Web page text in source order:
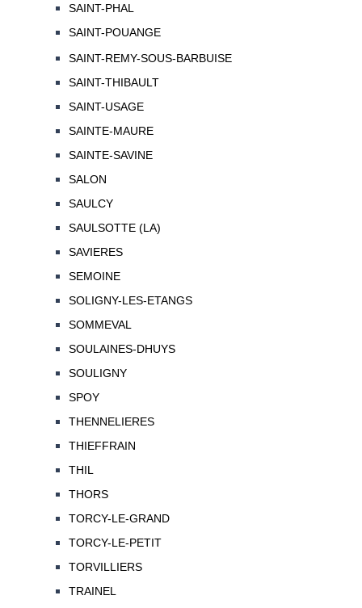
SAINT-PHAL
SAINT-POUANGE
SAINT-REMY-SOUS-BARBUISE
SAINT-THIBAULT
SAINT-USAGE
SAINTE-MAURE
SAINTE-SAVINE
SALON
SAULCY
SAULSOTTE (LA)
SAVIERES
SEMOINE
SOLIGNY-LES-ETANGS
SOMMEVAL
SOULAINES-DHUYS
SOULIGNY
SPOY
THENNELIERES
THIEFFRAIN
THIL
THORS
TORCY-LE-GRAND
TORCY-LE-PETIT
TORVILLIERS
TRAINEL